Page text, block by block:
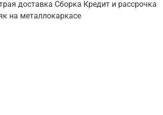
доставка Сборка Кредит и рассрочка
на металлокаркасе